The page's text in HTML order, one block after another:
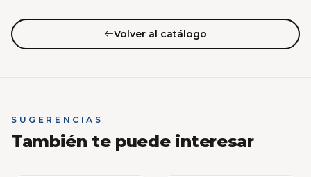
Volver al catálogo
SUGERENCIAS
También te puede interesar